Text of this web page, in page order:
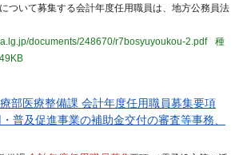
ついて募集する会計年度任用職員は、地方公務員法
documents/248670/r7bosyuyoukou-2.pdf
種
部医療整備課 会計年度任用職員募集要項
普及促進事業の補助金交付の審査等事務、